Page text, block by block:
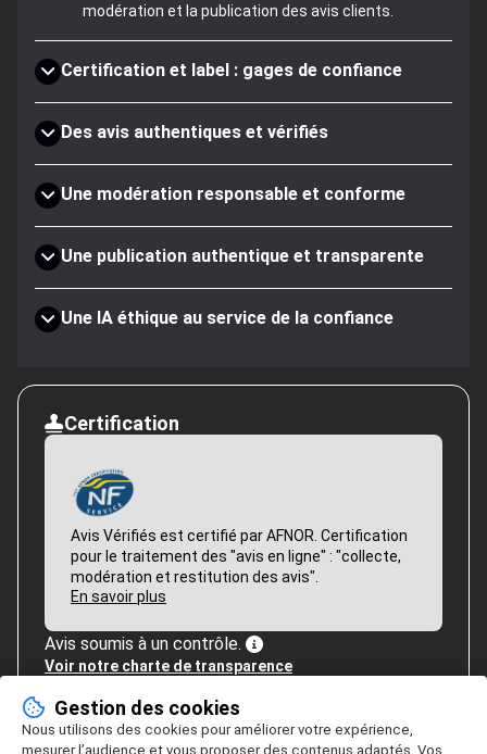
modération et la publication des avis clients.
Certification et label : gages de confiance
Des avis authentiques et vérifiés
Une modération responsable et conforme
Une publication authentique et transparente
Une IA éthique au service de la confiance
Certification
Avis Vérifiés est certifié par AFNOR. Certification
pour le traitement des "avis en ligne" : "collecte,
modération et restitution des avis".
En savoir plus
Avis soumis à un contrôle.
Voir notre charte de transparence
Gestion des cookies
Nous utilisons des cookies pour améliorer votre expérience,
mesurer l’audience et vous proposer des contenus adaptés. Vos